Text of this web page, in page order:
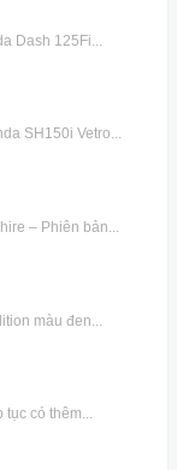
Dash 125Fi...
SH150i Vetro...
– Phiên bản...
màu đen...
tục có thêm...